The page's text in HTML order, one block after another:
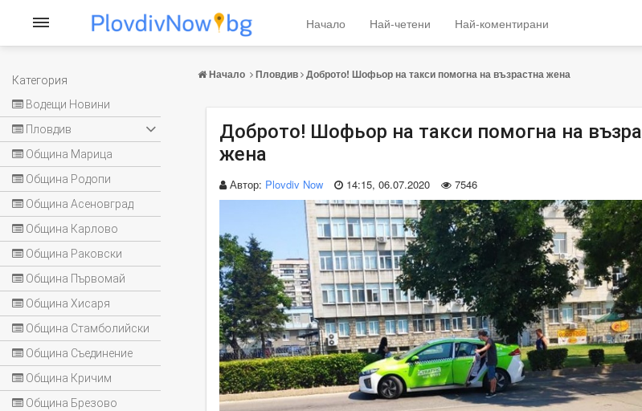
Категория
Водещи Новини
Пловдив
Община Марица
Община Родопи
Община Асеновград
Община Карлово
Община Раковски
Община Първомай
Община Хисаря
Община Стамболийски
Община Съединение
Община Кричим
Община Брезово
Начало Най-четени Най-коментирани
Начало Пловдив Доброто! Шофьор на такси помогна на възрастна жена
Доброто! Шофьор на такси помогна на
жена
Автор: Plovdiv Now 14:15, 06.07.2020 7546